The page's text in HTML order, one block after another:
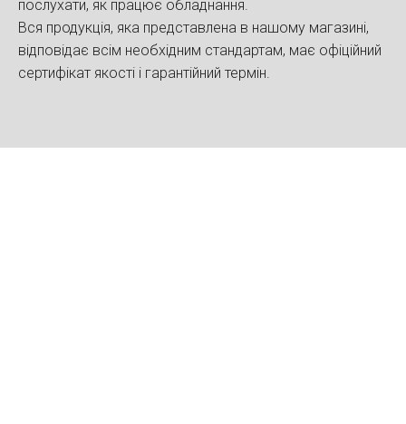
послухати, як працює обладнання.
Вся продукція, яка представлена в нашому магазині,
відповідає всім необхідним стандартам, має офіційний
сертифікат якості і гарантійний термін.